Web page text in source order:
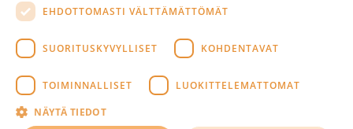
© 2026 Sinun Strategiasi Oy
EHDOTTOMASTI VÄLTTÄMÄTTÖMÄT
SUORITUSKYVYLLISET KOHDENTAVAT
TOIMINNALLISET LUOKITTELEMATTOMAT
NÄYTÄ TIEDOT